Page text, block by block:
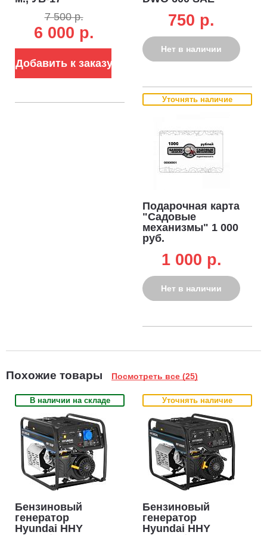
(КГ, 3x1.5, 3.5 кВт)
7 500 р.
6 000 р.
Добавить к заказу
полусинтетическое
750 p.
Нет в наличии
Уточнять наличие
Подарочная карта
"Садовые
механизмы" 1 000
руб.
1 000 p.
Нет в наличии
Похожие товары Посмотреть все (25)
В наличии на складе
Бензиновый
генератор
Hyundai HHY
Уточнять наличие
Бензиновый
генератор
Hyundai HHY